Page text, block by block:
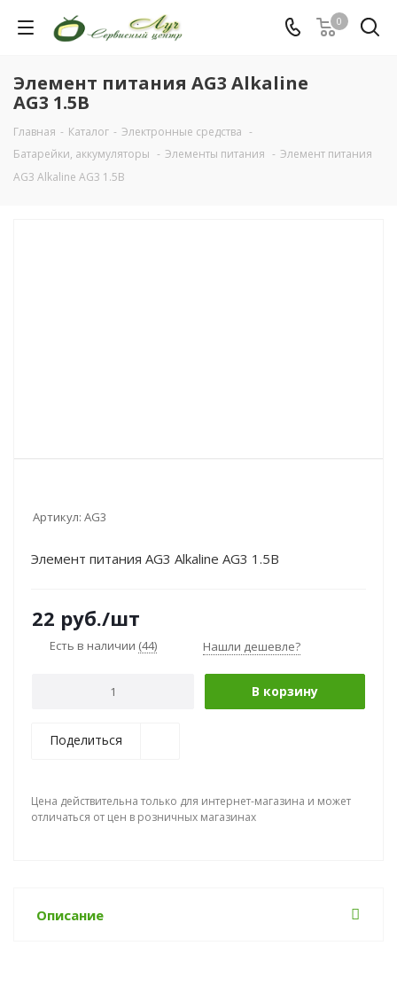
0
Элемент питания AG3 Alkaline
AG3 1.5В
Главная - Каталог - Электронные средства -
Батарейки, аккумуляторы - Элементы питания - Элемент питания
AG3 Alkaline AG3 1.5В
Артикул: AG3
Элемент питания AG3 Alkaline AG3 1.5В
22 руб./шт
Есть в наличии (44) Нашли дешевле?
В корзину
Поделиться
Цена действительна только для интернет-магазина и может
отличаться от цен в розничных магазинах
Описание